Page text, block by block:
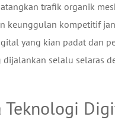
trafik organik
keunggulan kompetitif
yang kian padat dan
selalu selaras